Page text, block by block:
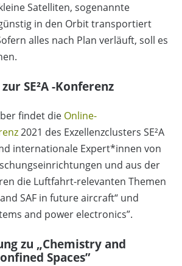
Satelliten, sogenannte
in den Orbit transportiert
alles nach Plan verläuft, soll es
SE²A -Konferenz
findet die Online-
2021 des Exzellenzclusters SE²A
internationale Expert*innen von
und aus der
die Luftfahrt-relevanten Themen
SAF in future aircraft“ und
and power electronics”.
zu „Chemistry and
Spaces”